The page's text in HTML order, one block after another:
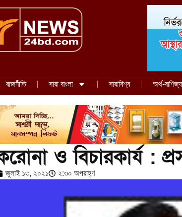
রাজনীতি সারা বাংলা সারাবিশ্ব অর্থ-বাণিজ্য
ও বিচারকার্য :
জুলাই ১৩, ২০২১ ২:৩০ অপরাহ্ণ